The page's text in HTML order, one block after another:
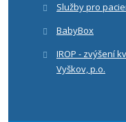
Služby pro
BabyBox
IROP - zvýšení
Vyškov, p.o.